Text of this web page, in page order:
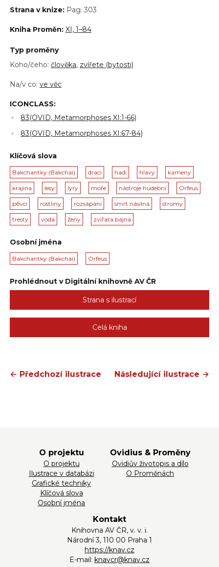
Strana v knize: Pag. 303
Kniha Proměn: XI, 1–84
Typ proměny
Koho/čeho: člověka, zvířete (bytosti)
Na/v co: ve věc
ICONCLASS:
83(OVID, Metamorphoses XI:1-66)
83(OVID, Metamorphoses XI:67-84)
Klíčová slova
Bakchantky (Bakchai) draci hadi hlavy kameny
krajina lesy lyry moře nástroje hudební Orfeus
pěvci rostliny rozsápání smrt násilná stromy
tresty voda ženy zvířata bájná
Osobní jména
Bakchantky (Bakchai) Orfeus
Prohlédnout v Digitální knihovně AV ČR
Strana s ilustrací
Celá kniha
← Předchozí ilustrace Následující ilustrace →
O projektu
O projektu
Ilustrace v databázi
Grafické techniky
Klíčová slova
Osobní jména
Ovidius & Proměny
Ovidiův životopis a dílo
O Proměnách
Kontakt
Knihovna AV ČR, v. v. i.
Národní 3, 110 00 Praha 1
https://knav.cz
E-mail: knavcr@knav.cz